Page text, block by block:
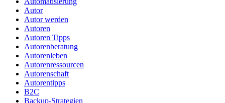
Autor
Autor werden
Autoren
Autoren Tipps
Autorenberatung
Autorenleben
Autorenressourcen
Autorenschaft
Autorentipps
B2C
Backup-Strategien